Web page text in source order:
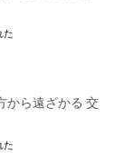
た
から遠ざかる 交
た